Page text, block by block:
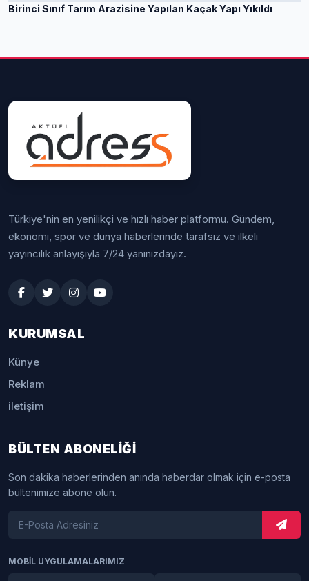
Birinci Sınıf Tarım Arazisine Yapılan Kaçak Yapı Yıkıldı
Türkiye'nin en yenilikçi ve hızlı haber platformu. Gündem,
ekonomi, spor ve dünya haberlerinde tarafsız ve ilkeli
yayıncılık anlayışıyla 7/24 yanınızdayız.
KURUMSAL
Künye
Reklam
iletişim
BÜLTEN ABONELİĞİ
Son dakika haberlerinden anında haberdar olmak için e-posta
bültenimize abone olun.
MOBİL UYGULAMALARIMIZ